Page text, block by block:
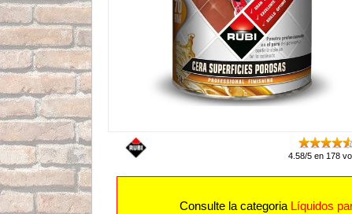
4.58/5 en 178
Consulte la categoria Líquidos